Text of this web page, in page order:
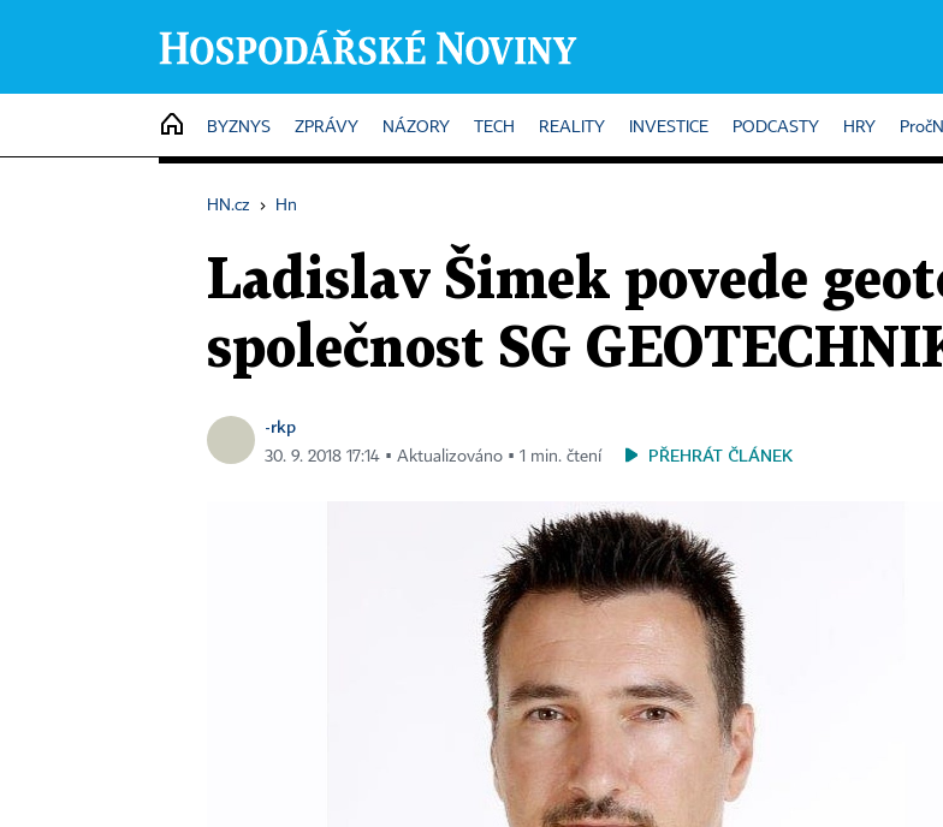
HOME
BYZNYS ZPRÁVY NÁZORY TECH REALITY INVESTICE PODCASTY HRY
HN.cz › Hn
Ladislav Šimek povede
společnost SG
-rkp
30. 9. 2018 17:14 ▪ Aktualizováno ▪ 1 min. čtení PŘEHRÁT ČLÁNEK